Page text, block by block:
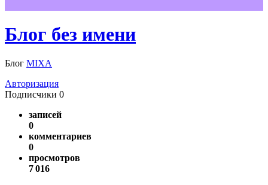
Блог без имени
Блог MIXA
Авторизация
Подписчики 0
записей
0
комментариев
0
просмотров
7 016